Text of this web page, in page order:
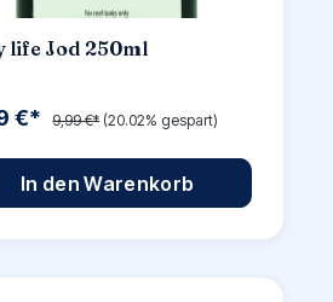
life Jod 250ml
€* 9,99 €* (20.02% gespart)
In den Warenkorb